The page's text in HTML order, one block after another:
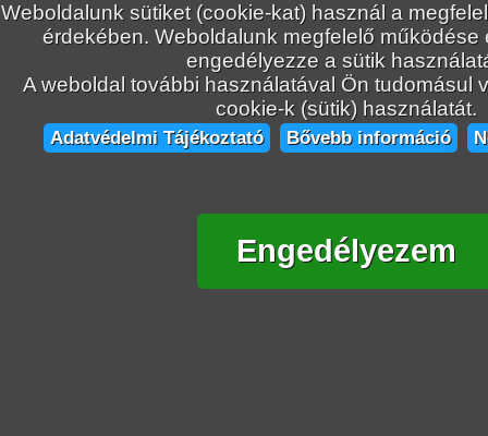
Weboldalunk sütiket (cookie-kat) használ a
érdekében. Weboldalunk megfelelő működése
engedélyezze a sütik
A weboldal további használatával Ön tudomásul
cookie-k (sütik) használatát.
Adatvédelmi Tájékoztató Bővebb információ
Engedélyezem